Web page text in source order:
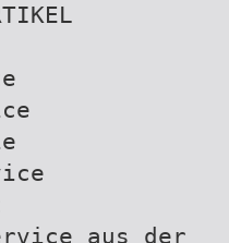
aus der